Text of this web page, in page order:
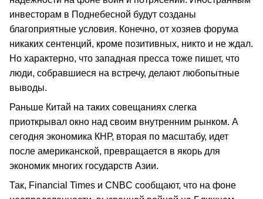
инвесторам в Поднебесной будут созданы
благоприятные условия. Конечно, от хозяев форума
никаких сентенций, кроме позитивных, никто и не ждал.
Но характерно, что западная пресса тоже пишет, что
люди, собравшиеся на встречу, делают любопытные
выводы.
Раньше Китай на таких совещаниях слегка
приоткрывал окно над своим внутренним рынком. А
сегодня экономика КНР, вторая по масштабу, идет
после американской, превращается в якорь для
экономик многих государств Азии.
Так, Financial Times и CNBC сообщают, что на фоне